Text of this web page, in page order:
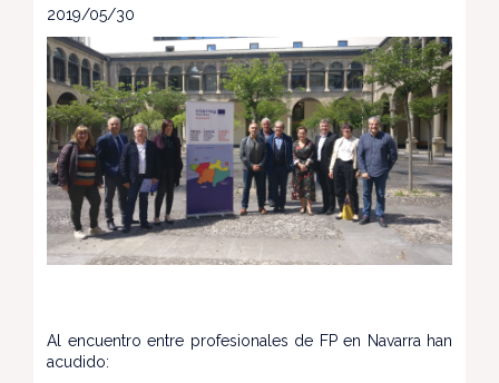
2019/05/30
Al encuentro entre profesionales de FP en Navarra han
acudido: